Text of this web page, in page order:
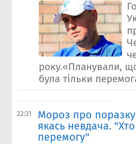
року.«Планували,
була тільки
22:31
Мороз про поразку
якась невдача.
перемогу"